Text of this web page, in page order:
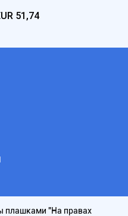
51,74
плашками "На правах